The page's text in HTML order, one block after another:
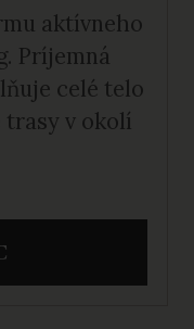
aktívneho
Príjemná
celé telo
trasy v okolí